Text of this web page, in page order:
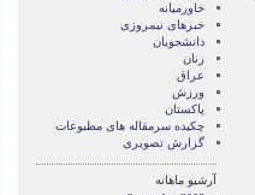
خاورمیانه
خبرهای نیمروزی
دانشجویان
زنان
عراق
ورزش
پاکستان
چکیده سرمقاله های مطبوعات
گزارش تصويری
آرشیو ماهانه